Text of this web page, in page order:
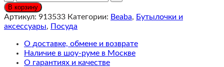
Beaba
Поильник
300
Sage
Green
В корзину
Артикул: 913533 Категории: Beaba, Бутылочки и
аксессуары, Посуда
О доставке, обмене и возврате
Наличие в шоу-руме в Москве
О гарантиях и качестве